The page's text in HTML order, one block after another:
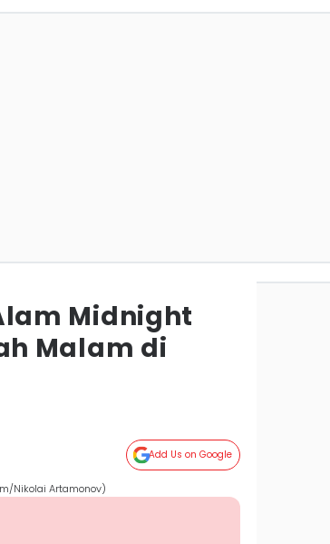
Midnight
Malam di
Add Us on Google
Nikolai Artamonov)